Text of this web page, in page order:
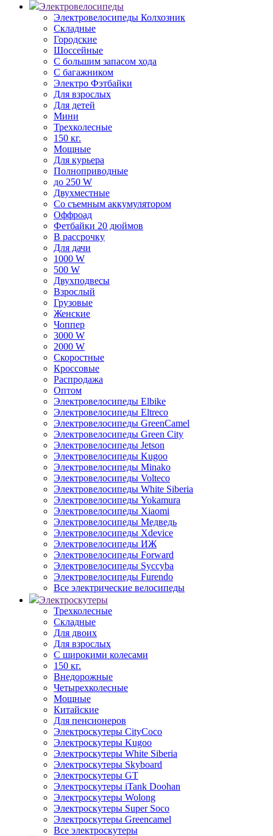
Электровелосипеды
Электровелосипеды Колхозник
Складные
Городские
Шоссейные
С большим запасом хода
С багажником
Электро Фэтбайки
Для взрослых
Для детей
Мини
Трехколесные
150 кг.
Мощные
Для курьера
Полноприводные
до 250 W
Двухместные
Со съемным аккумулятором
Оффроад
Фетбайки 20 дюймов
В рассрочку
Для дачи
1000 W
500 W
Двухподвесы
Взрослый
Грузовые
Женские
Чоппер
3000 W
2000 W
Скоростные
Кроссовые
Распродажа
Оптом
Электровелосипеды Elbike
Электровелосипеды Eltreco
Электровелосипеды GreenCamel
Электровелосипеды Green City
Электровелосипеды Jetson
Электровелосипеды Kugoo
Электровелосипеды Minako
Электровелосипеды Volteco
Электровелосипеды White Siberia
Электровелосипеды Yokamura
Электровелосипеды Xiaomi
Электровелосипеды Медведь
Электровелосипеды Xdevice
Электровелосипеды ИЖ
Электровелосипеды Forward
Электровелосипеды Syccyba
Электровелосипеды Furendo
Все электрические велосипеды
Электроскутеры
Трехколесные
Складные
Для двоих
Для взрослых
С широкими колесами
150 кг.
Внедорожные
Четырехколесные
Мощные
Китайские
Для пенсионеров
Электроскутеры CityCoco
Электроскутеры Kugoo
Электроскутеры White Siberia
Электроскутеры Skyboard
Электроскутеры GT
Электроскутеры iTank Doohan
Электроскутеры Wolong
Электроскутеры Super Soco
Электроскутеры Greencamel
Все электроскутеры